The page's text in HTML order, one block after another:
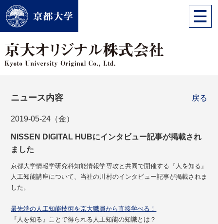
ニュース内容 戻る
2019-05-24（金）
NISSEN DIGITAL HUBにインタビュー記事が掲載され
ました
京都大学情報学研究科知能情報学専攻と共同で開催する『人を知る』
人工知能講座について、当社の川村のインタビュー記事が掲載されま
した。
最先端の人工知能技術を京大職員から直接学べる！
『人を知る』ことで得られる人工知能の知識とは？